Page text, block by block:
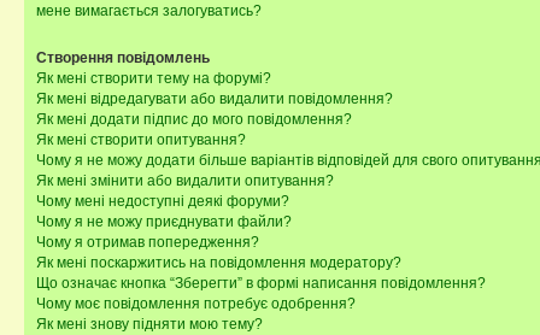
мене вимагається залогуватись?
Створення повідомлень
Як мені створити тему на форумі?
Як мені відредагувати або видалити повідомлення?
Як мені додати підпис до мого повідомлення?
Як мені створити опитування?
Чому я не можу додати більше варіантів відповідей для свого
Як мені змінити або видалити опитування?
Чому мені недоступні деякі форуми?
Чому я не можу приєднувати файли?
Чому я отримав попередження?
Як мені поскаржитись на повідомлення модератору?
Що означає кнопка “Зберегти” в формі написання повідомлення?
Чому моє повідомлення потребує одобрення?
Як мені знову підняти мою тему?